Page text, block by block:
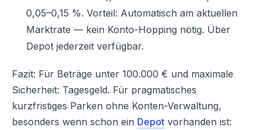
0,05–0,15 %. Vorteil: Automatisch am aktuellen
Marktrate — kein Konto-Hopping nötig. Über
Depot jederzeit verfügbar.
Fazit: Für Beträge unter 100.000 € und maximale
Sicherheit: Tagesgeld. Für pragmatisches
kurzfristiges Parken ohne Konten-Verwaltung,
besonders wenn schon ein Depot vorhanden ist: